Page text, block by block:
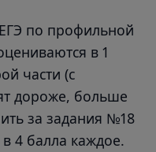
по профильной
в 1
части (с
дороже, больше
за задания №18
4 балла каждое.